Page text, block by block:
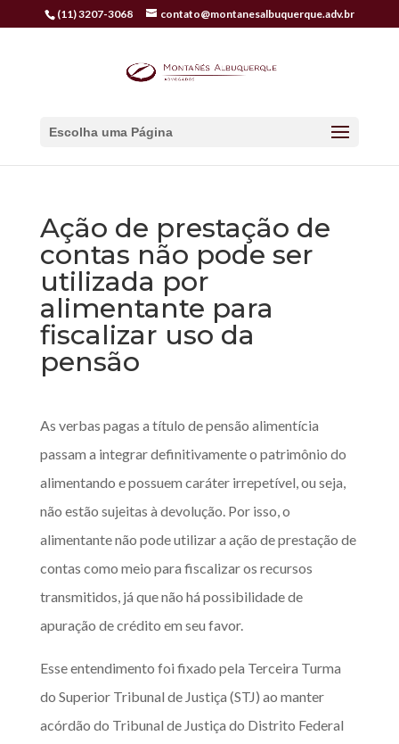
(11) 3207-3068 contato@montanesalbuquerque.adv.br
Escolha uma Página
Ação de prestação de
contas não pode ser
utilizada por
alimentante para
fiscalizar uso da
pensão
As verbas pagas a título de pensão alimentícia
passam a integrar definitivamente o patrimônio do
alimentando e possuem caráter irrepetível, ou seja,
não estão sujeitas à devolução. Por isso, o
alimentante não pode utilizar a ação de prestação de
contas como meio para fiscalizar os recursos
transmitidos, já que não há possibilidade de
apuração de crédito em seu favor.
Esse entendimento foi fixado pela Terceira Turma
do Superior Tribunal de Justiça (STJ) ao manter
acórdão do Tribunal de Justiça do Distrito Federal